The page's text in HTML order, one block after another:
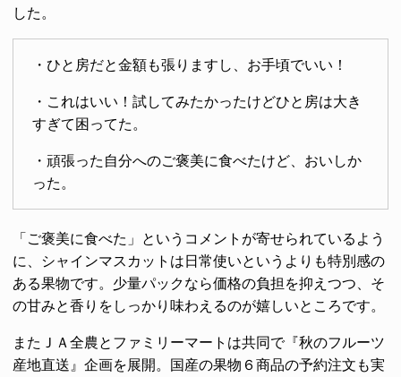
した。
・ひと房だと金額も張りますし、お手頃でいい！
・これはいい！試してみたかったけどひと房は大き
すぎて困ってた。
・頑張った自分へのご褒美に食べたけど、おいしか
った。
「ご褒美に食べた」というコメントが寄せられているよう
に、シャインマスカットは日常使いというよりも特別感の
ある果物です。少量パックなら価格の負担を抑えつつ、そ
の甘みと香りをしっかり味わえるのが嬉しいところです。
またＪＡ全農とファミリーマートは共同で『秋のフルーツ
産地直送』企画を展開。国産の果物６商品の予約注文も実